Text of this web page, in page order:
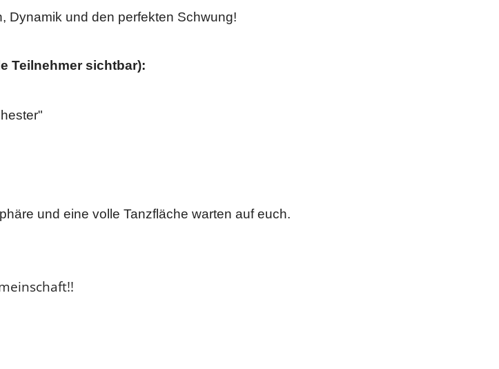
Dynamik und den perfekten Schwung!
Teilnehmer sichtbar):
und eine volle Tanzfläche warten auf euch.